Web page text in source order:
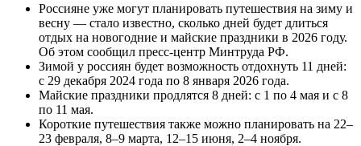
Россияне уже могут планировать путешествия на зиму и
весну — стало известно, сколько дней будет длиться
отдых на новогодние и майские праздники в 2026 году.
Об этом сообщил пресс-центр Минтруда РФ.
Зимой у россиян будет возможность отдохнуть 11 дней:
с 29 декабря 2024 года по 8 января 2026 года.
Майские праздники продлятся 8 дней: с 1 по 4 мая и с 8
по 11 мая.
Короткие путешествия также можно планировать на 22–
23 февраля, 8–9 марта, 12–15 июня, 2–4 ноября.